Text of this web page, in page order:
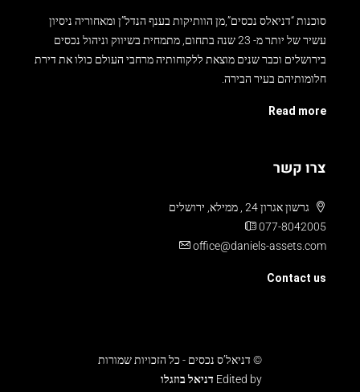
סוכנות “דניאלס נכסים”,מן הוותיקות בענף הנדל”ן ומאחוריה ניסיון
עשיר של יותר מ- 23 שנה בתחום, מתמחית בשיווק וניהול נכסים
בירושלים וכבר שנים מוצאת ללקוחותיה מרחבי העולם כולו את דירת
חלומותיהם בעיר הבירה.
Read more
צרו קשר
גרשון אגרון 24 , ממילא, ירושלים
077-8042005
office@daniels-assets.com
Contact us
© דניאל’ס נכסים - כל הזכויות שמורות
Edited by דניאל בוזגלו